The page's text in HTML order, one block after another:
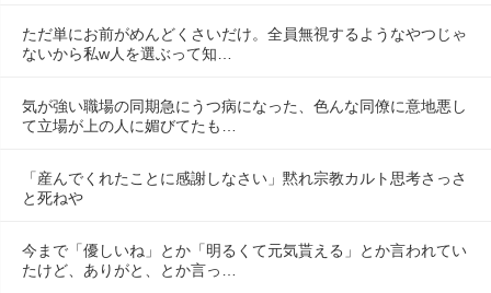
ただ単にお前がめんどくさいだけ。全員無視するようなやつじゃ
ないから私w人を選ぶって知…
気が強い職場の同期急にうつ病になった、色んな同僚に意地悪し
て立場が上の人に媚びてたも…
「産んでくれたことに感謝しなさい」黙れ宗教カルト思考さっさ
と死ねや
今まで「優しいね」とか「明るくて元気貰える」とか言われてい
たけど、ありがと、とか言っ…